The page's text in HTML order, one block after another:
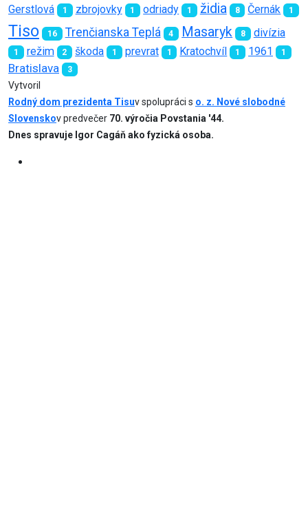
Gerstlová
1 zbrojovky 1 odriady 1 židia 8 Černák 1
Tiso 16 Trenčianska Teplá 4 Masaryk 8 divízia
1 režim 2 škoda 1 prevrat 1 Kratochvíl 1 1961 1
Bratislava 3
Vytvoril
Rodný dom prezidenta Tisuv spolupráci s o. z. Nové slobodné
Slovenskov predvečer 70. výročia Povstania '44.
Dnes spravuje Igor Cagáň ako fyzická osoba.